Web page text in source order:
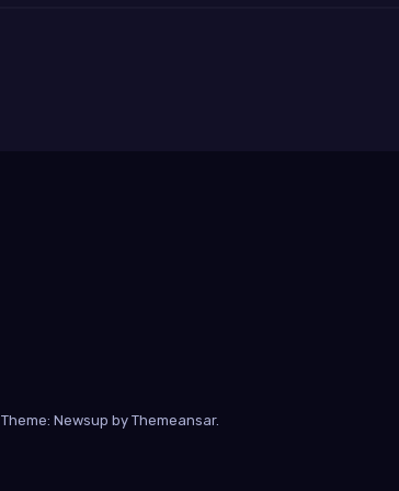
Theme: Newsup by Themeansar.